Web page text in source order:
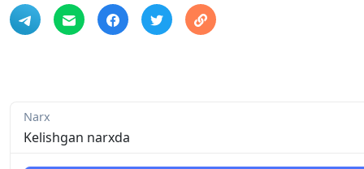
Narx
Kelishgan narxda